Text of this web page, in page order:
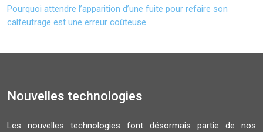
Pourquoi attendre l’apparition d’une fuite pour refaire son
calfeutrage est une erreur coûteuse
Nouvelles technologies
Les nouvelles technologies font désormais partie de nos